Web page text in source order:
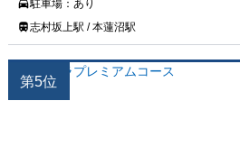
駐車場： あり
志村坂上駅 / 本蓮沼駅
第5位